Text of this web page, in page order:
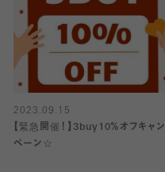
2023.09.15
【緊急開催！】3buy10％オフキャン
ペーン☆